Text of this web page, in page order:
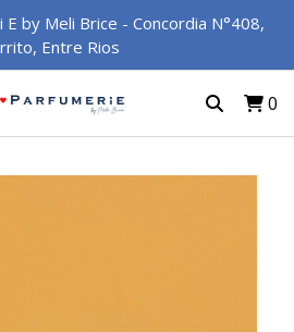
E by Meli Brice - Concordia N°408,
Entre Rios
0